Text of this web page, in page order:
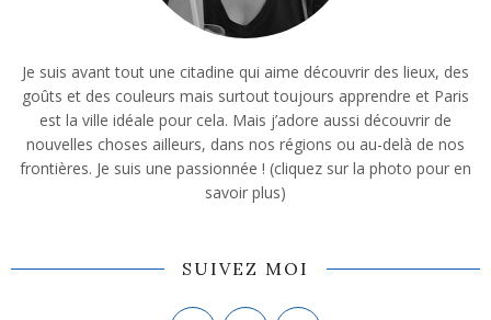
Je suis avant tout une citadine qui aime découvrir des lieux, des
goûts et des couleurs mais surtout toujours apprendre et Paris
est la ville idéale pour cela. Mais j’adore aussi découvrir de
nouvelles choses ailleurs, dans nos régions ou au-delà de nos
frontières. Je suis une passionnée ! (cliquez sur la photo pour en
savoir plus)
SUIVEZ MOI